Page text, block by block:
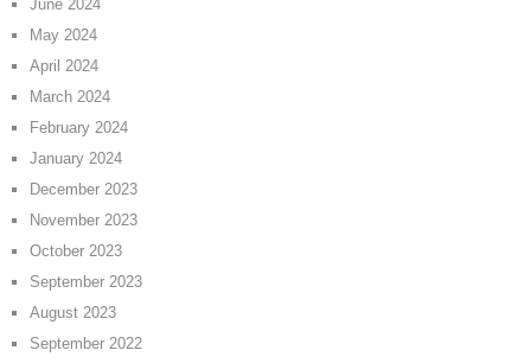
June 2024
May 2024
April 2024
March 2024
February 2024
January 2024
December 2023
November 2023
October 2023
September 2023
August 2023
September 2022